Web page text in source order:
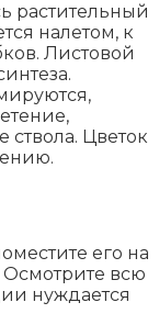
растительный
налетом, к
Листовой
ствола. Цветок
его на
Осмотрите всю
нуждается